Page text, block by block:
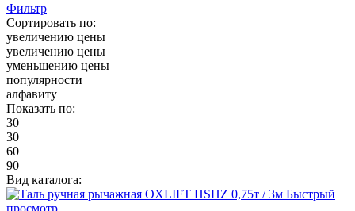
Фильтр
Сортировать по:
увеличению цены
увеличению цены
уменьшению цены
популярности
алфавиту
Показать по:
30
30
60
90
Вид каталога:
Быстрый
просмотр